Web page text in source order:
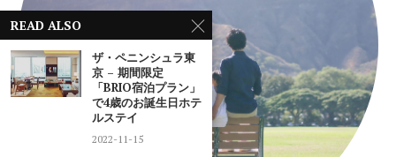
READ ALSO
ザ・ペニンシュラ東
京 – 期間限定
「BRIO宿泊プラン」
で4歳のお誕生日ホテ
ルステイ
2022-11-15